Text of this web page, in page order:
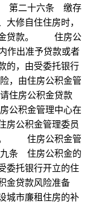
第二十六条 缴存
修自住住房时，
金贷款。 住房公
作出准予贷款或者
的，由受委托银行
由住房公积金管
房公积金贷款
积金管理中心在
房公积金管理委员
。 住房公积金管
条 住房公积金的
委托银行开立的住
金贷款风险准备
城市廉租住房的补